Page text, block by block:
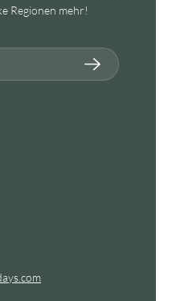
Regionen mehr!
com